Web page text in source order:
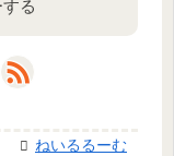
る
ねいるるーむ